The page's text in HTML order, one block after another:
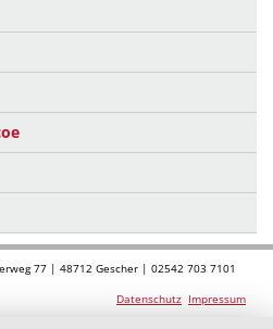
77 | 48712 Gescher | 02542 703 7101
Datenschutz Impressum